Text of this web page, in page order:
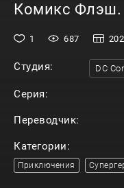
Комикс Флэш.
1 687
Студия: DC
Серия:
Переводчик:
Категории:
Приключения